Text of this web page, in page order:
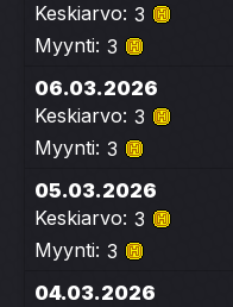
Keskiarvo: 3
Myynti: 3
06.03.2026
Keskiarvo: 3
Myynti: 3
05.03.2026
Keskiarvo: 3
Myynti: 3
04.03.2026